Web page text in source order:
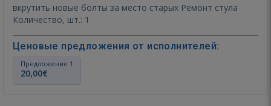
вкрутить новые болты за место старых Ремонт стула
Количество, шт.: 1
Ценовые предложения от исполнителей:
Предложение 1
20,00€